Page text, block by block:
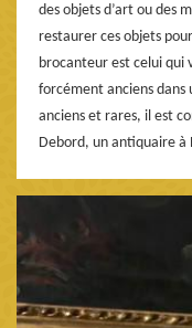
des objets d’art ou des
restaurer ces objets
brocanteur est celui qui
forcément anciens dans
anciens et rares, il est
Debord, un antiquaire à